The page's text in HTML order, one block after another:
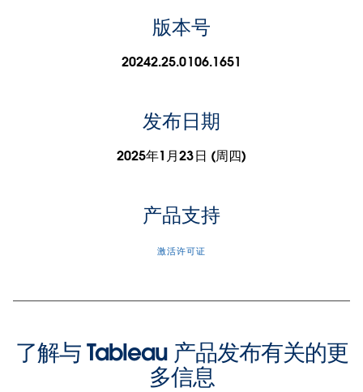
版本号
20242.25.0106.1651
发布日期
2025年1月23日 (周四)
产品支持
激活许可证
了解与 Tableau 产品发布有关的更
多信息